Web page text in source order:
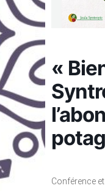
«
Conférence